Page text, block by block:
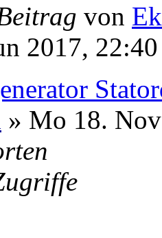
von
2017, 22:40
» Mo 18.